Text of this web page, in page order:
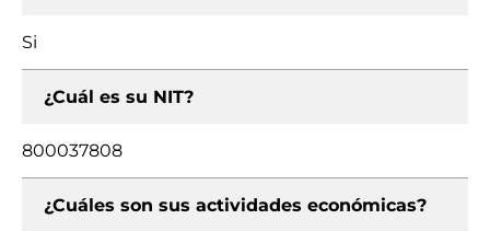
Si
¿Cuál es su NIT?
800037808
¿Cuáles son sus actividades económicas?